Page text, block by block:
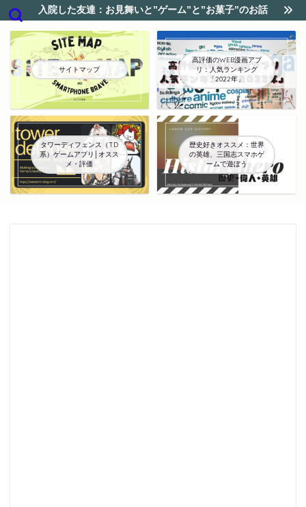
入院した友達：お見舞いと”ゲーム”と”お菓子”のお話
サイトマップ
高評価のWEB漫画アプ
リ：人気ランキング
「2022年」
タワーディフェンス（TD
系）ゲームアプリ│オスス
メ・評価
歴史好きオススメ：世界
の英雄、三国志スマホゲ
ームで遊ぼう